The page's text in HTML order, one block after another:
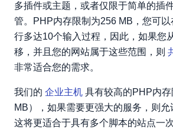
多插件或主题，或者仅限于简单的插
管。PHP内存限制为256 MB，您可
行多达10个输入过程，因此，如果您
移，并且您的网站属于这些范围，则
非常适合您的需求。
我们的 企业主机 具有较高的PHP内
MB），如果需要更强大的服务，则允
这将更适合于具有多个脚本的站点一